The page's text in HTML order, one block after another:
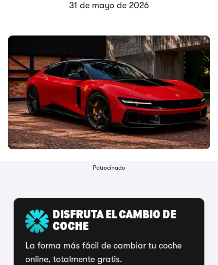
31 de mayo de 2026
Patrocinado
DISFRUTA EL CAMBIO DE
COCHE
La forma más fácil de cambiar tu coche
online, totalmente gratis.